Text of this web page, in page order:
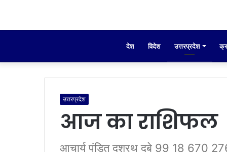
देश विदेश उत्तरप्रदेश
उत्तरप्रदेश
आज का राशिफल
आचार्य पंडित दशरथ दुबे 99 18 670 276